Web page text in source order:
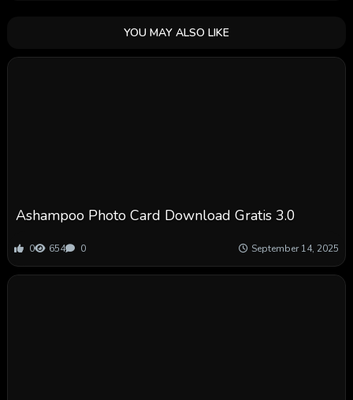
YOU MAY ALSO LIKE
Ashampoo Photo Card Download Gratis 3.0
0 654 0 September 14, 2025